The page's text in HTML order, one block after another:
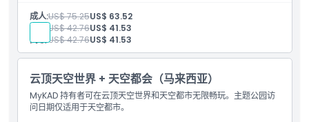
成人:US$ 75.25US$ 63.52
儿童: US$ 42.76US$ 41.53
高级:US$ 42.76US$ 41.53
云顶天空世界 + 天空都会（马来西亚）
MyKAD 持有者可在云顶天空世界和天空都市无限畅玩。主题公园访
问日期仅适用于天空都市。